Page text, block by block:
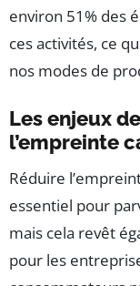
environ 51% des
ces activités, ce
nos modes de
Les enjeux
l’empreinte
Réduire
essentiel pour
mais cela revêt
pour les